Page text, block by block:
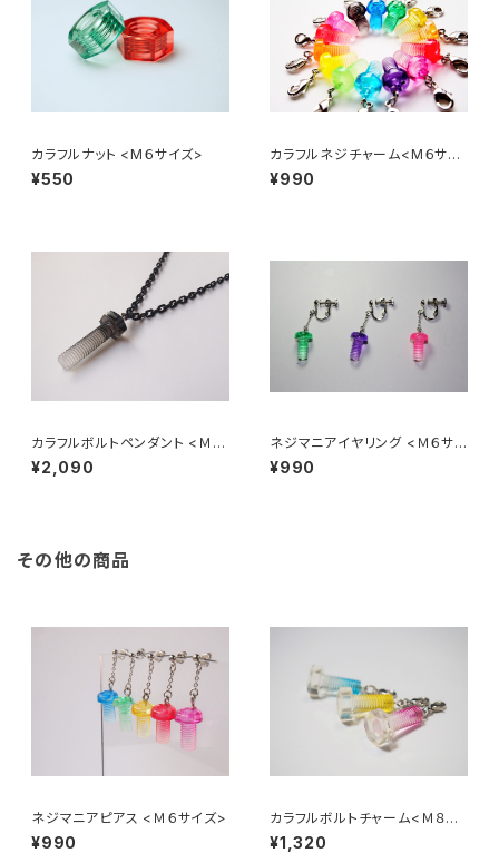
カラフルナット <М６サイズ>
¥550
カラフルネジチャーム<M６サイ
ズ>
¥990
カラフルボルトペンダント <Ｍ８
サイズ>
¥2,090
ネジマニアイヤリング <Ｍ６サイ
ズ>
¥990
その他の商品
ネジマニアピアス <Ｍ６サイズ>
¥990
カラフルボルトチャーム<Ｍ８サ
イズ>
¥1,320